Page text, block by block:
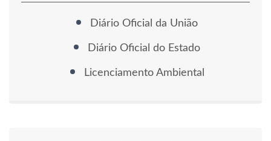
Diário Oficial da União
Diário Oficial do Estado
Licenciamento Ambiental